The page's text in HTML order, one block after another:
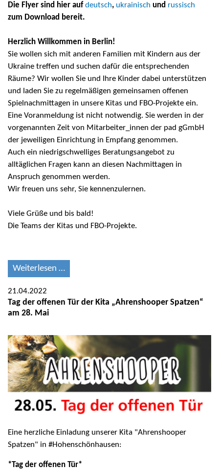
Die Flyer sind hier aufdeutsch, ukrainisch und russisch
zum Download bereit.
Herzlich Willkommen in Berlin!
Sie wollen sich mit anderen Familien mit Kindern aus der
Ukraine treffen und suchen dafür die entsprechenden
Räume? Wir wollen Sie und Ihre Kinder dabei unterstützen
und laden Sie zu regelmäßigen gemeinsamen offenen
Spielnachmittagen in unsere Kitas und FBO-Projekte ein.
Eine Voranmeldung ist nicht notwendig. Sie werden in der
vorgenannten Zeit von Mitarbeiter_innen der pad gGmbH
der jeweiligen Einrichtung in Empfang genommen.
Auch ein niedrigschwelliges Beratungsangebot zu
alltäglichen Fragen kann an diesen Nachmittagen in
Anspruch genommen werden.
Wir freuen uns sehr, Sie kennenzulernen.
Viele Grüße und bis bald!
Die Teams der Kitas und FBO-Projekte.
Weiterlesen …
21.04.2022
Tag der offenen Tür der Kita „Ahrenshooper Spatzen“
am 28. Mai
Eine herzliche Einladung unserer Kita "Ahrenshooper
Spatzen" in #Hohenschönhausen:
*Tag der offenen Tür*